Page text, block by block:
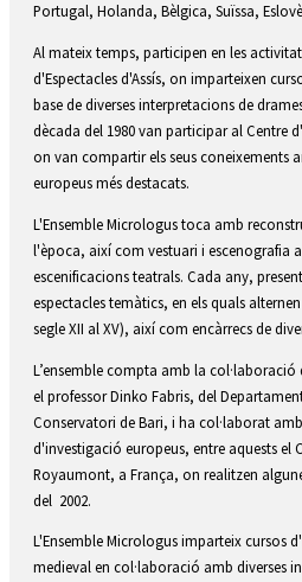
Portugal, Holanda, Bèlgica, Suïssa,
Al mateix temps, participen en les
d'Espectacles d'Assís, on imparteixen
base de diverses interpretacions de
dècada del 1980 van participar al Centre
on van compartir els seus coneixements
europeus més destacats.
L'Ensemble Micrologus toca amb
l'època, així com vestuari i escenografia
escenificacions teatrals. Cada any,
espectacles temàtics, en els quals
segle XII al XV), així com encàrrecs de
L’ensemble compta amb la
el professor Dinko Fabris, del
Conservatori de Bari, i ha col·laborat
d'investigació europeus, entre aquests el
Royaumont, a França, on realitzen
del 2002.
L'Ensemble Micrologus imparteix cursos
medieval en col·laboració amb diverses